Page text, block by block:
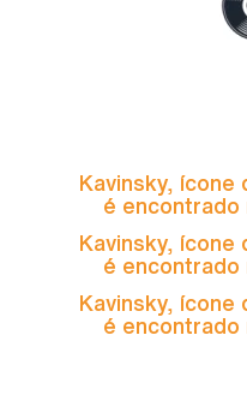
Kavinsky, ícone
é encontrado
Kavinsky, ícone
é encontrado
Kavinsky, ícone
é encontrado